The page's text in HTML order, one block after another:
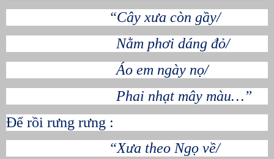
“Cây xưa còn gầy/
Nằm phơi dáng đỏ/
Áo em ngày nọ/
Phai nhạt mây màu…”
Để rồi rưng rưng :
“Xưa theo Ngọ về/